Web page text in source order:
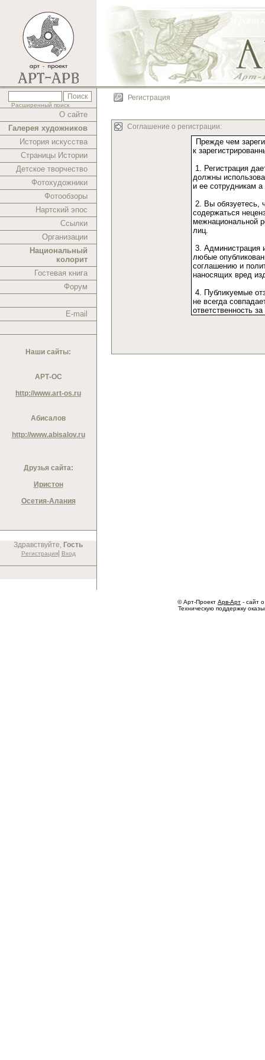
Расширенный поиск
О сайте
Галерея художников
История искусства
Страницы Истории
Детское творчество
Фотохудожники
Фотообзоры
Нартский эпос
Ссылки
Организации
Национальный
колорит
Гостевая книга
Форум
E-mail
Наши сайты:
АРТ-ОС
http://www.art-os.ru
Абисалов
http://www.abisalov.ru
Друзья сайта:
Иристон
Осетия-Алания
Здравствуйте, Гость
Регистрация| Вход
Регистрация
Соглашение о регистрации:
© Арт-Проект Арв-Арт - сайт
Техническую поддержку